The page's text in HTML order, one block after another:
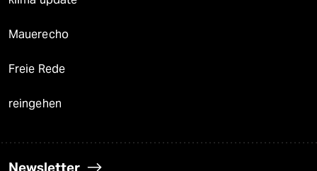
Mauerecho
Freie Rede
reingehen
Newsletter